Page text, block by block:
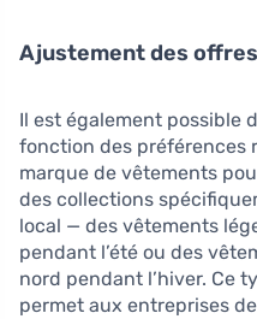
Ajustement des
Il est également possible
fonction des préférences
marque de vêtements
des collections
local — des vêtements
pendant l’été ou des
nord pendant l’hiver. Ce
permet aux entreprises